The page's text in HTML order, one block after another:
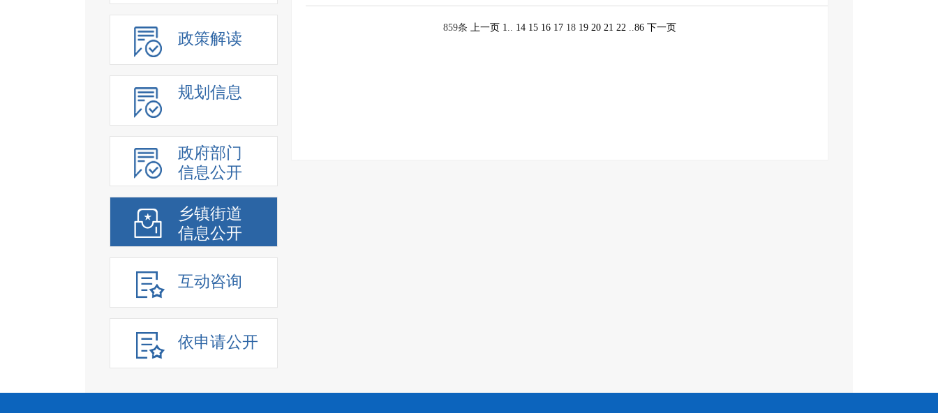
政策解读
规划信息
政府部门
信息公开
乡镇街道
信息公开
互动咨询
依申请公开
859条 上一页 1.. 14 15 16 17 18 19 20 21 22 ..86 下一页